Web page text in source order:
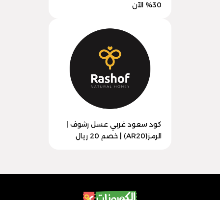
30% الآن
كود سعود غربي عسل رشوف |
الرمز(AR20) | خصم 20 ريال